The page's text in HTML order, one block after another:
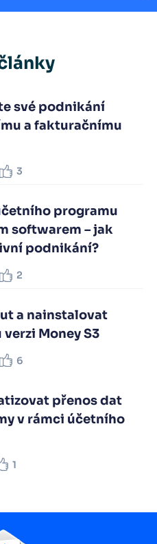
své podnikání
a fakturačnímu
3
programu
softwarem – jak
podnikání?
2
a nainstalovat
Money S3
6
přenos dat
v rámci účetního
1